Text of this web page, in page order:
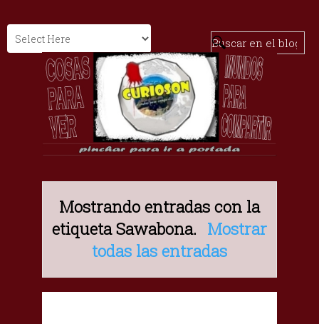
Mostrando entradas con la
etiquetaSawabona. Mostrar
todas las entradas